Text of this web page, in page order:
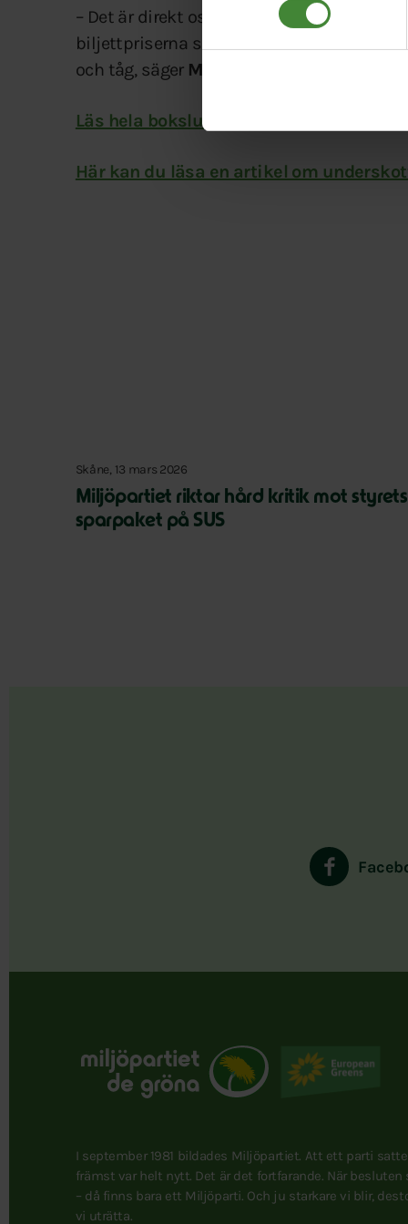
– Det är direkt osmakligt. Tokdyra tåg-
biljettpriserna ska hållas nere och
och tåg, säger Mätta Ivarsson
Läs hela bokslutsrapporten här.
Här kan du läsa en artikel om
Skåne, 13 mars 2026
Miljöpartiet riktar hård kritik mot styrets
sparpaket på SUS
I september 1981 bildades Miljöpartiet. Att ett parti
främst var helt nytt. Det är det fortfarande. När besluten
– då finns bara ett Miljöparti. Och ju starkare vi blir,
vi uträtta.